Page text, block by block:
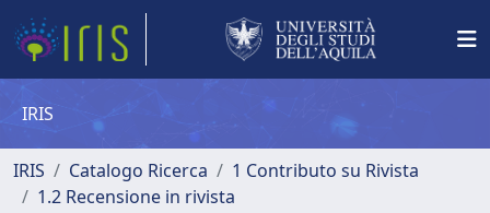
IRIS
IRIS Catalogo Ricerca
1 Contributo su Rivista
1.2 Recensione in rivista